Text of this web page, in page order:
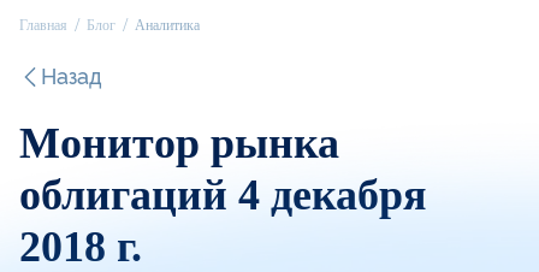
Главная Блог Аналитика
Назад
Монитор рынка
облигаций 4 декабря
2018 г.